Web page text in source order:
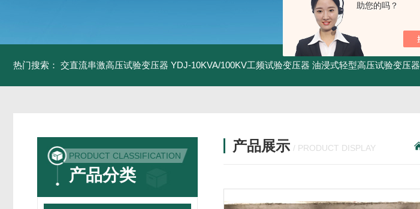
助您的吗？
热门搜索： 交直流串激高压试验变压器 YDJ-10KVA/100KV工频试验变压器 油浸式轻型高压试验变压器
PRODUCT CLASSIFICATION
产品分类
产品展示 / PRODUCT DISPLAY